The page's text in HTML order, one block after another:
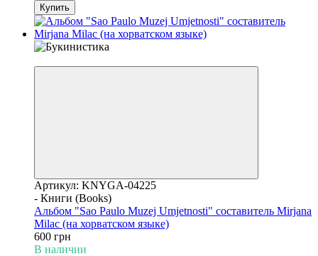
Купить
Артикул: KNYGA-04225
- Книги (Books)
Альбом "Sao Paulo Muzej Umjetnosti" составитель Mirjana
Milac (на хорватском языке)
600 грн
В наличии